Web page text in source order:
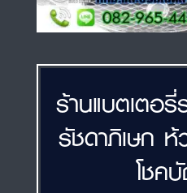
ร้านแบตเตอ
รัชดาภิเษก
โชค